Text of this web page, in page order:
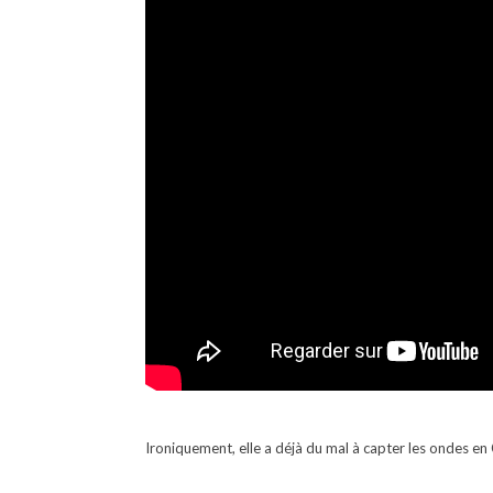
Ironiquement, elle a déjà du mal à capter les ondes